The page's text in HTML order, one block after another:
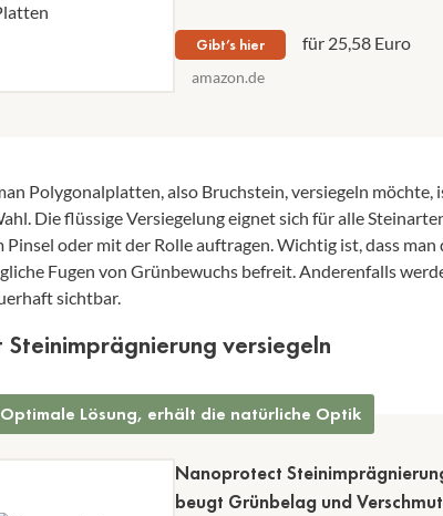
Gibt’s hier für 25,58 Euro
amazon.de
Polygonalplatten, also Bruchstein, versiegeln möchte,
Die flüssige Versiegelung eignet sich für alle
Pinsel oder mit der Rolle auftragen. Wichtig ist, dass
Fugen von Grünbewuchs befreit. Anderenfalls
sichtbar.
Steinimprägnierung versiegeln
Optimale Lösung, erhält die natürliche Optik
Nanoprotect
beugt Grünbelag und